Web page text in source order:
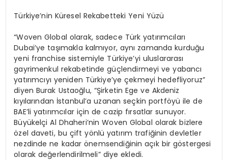
Türkiye’nin Küresel Rekabetteki Yeni Yüzü
“Woven Global olarak, sadece Türk yatırımcıları
Dubai’ye taşımakla kalmıyor, aynı zamanda kurduğu
yeni franchise sistemiyle Türkiye’yi uluslararası
gayrimenkul rekabetinde güçlendirmeyi ve yabancı
yatırımcıyı yeniden Türkiye’ye çekmeyi hedefliyoruz”
diyen Burak Ustaoğlu, “Şirketin Ege ve Akdeniz
kıyılarından İstanbul’a uzanan seçkin portföyü ile de
BAE’li yatırımcılar için de cazip fırsatlar sunuyor.
Büyükelçi Al Dhaheri’nin Woven Global olarak bizlere
özel daveti, bu çift yönlü yatırım trafiğinin devletler
nezdinde ne kadar önemsendiğinin açık bir göstergesi
olarak değerlendirilmeli” diye ekledi.